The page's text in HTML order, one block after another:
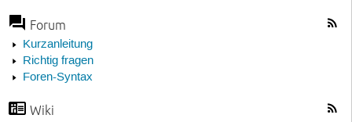
Forum
Kurzanleitung
Richtig fragen
Foren-Syntax
Wiki